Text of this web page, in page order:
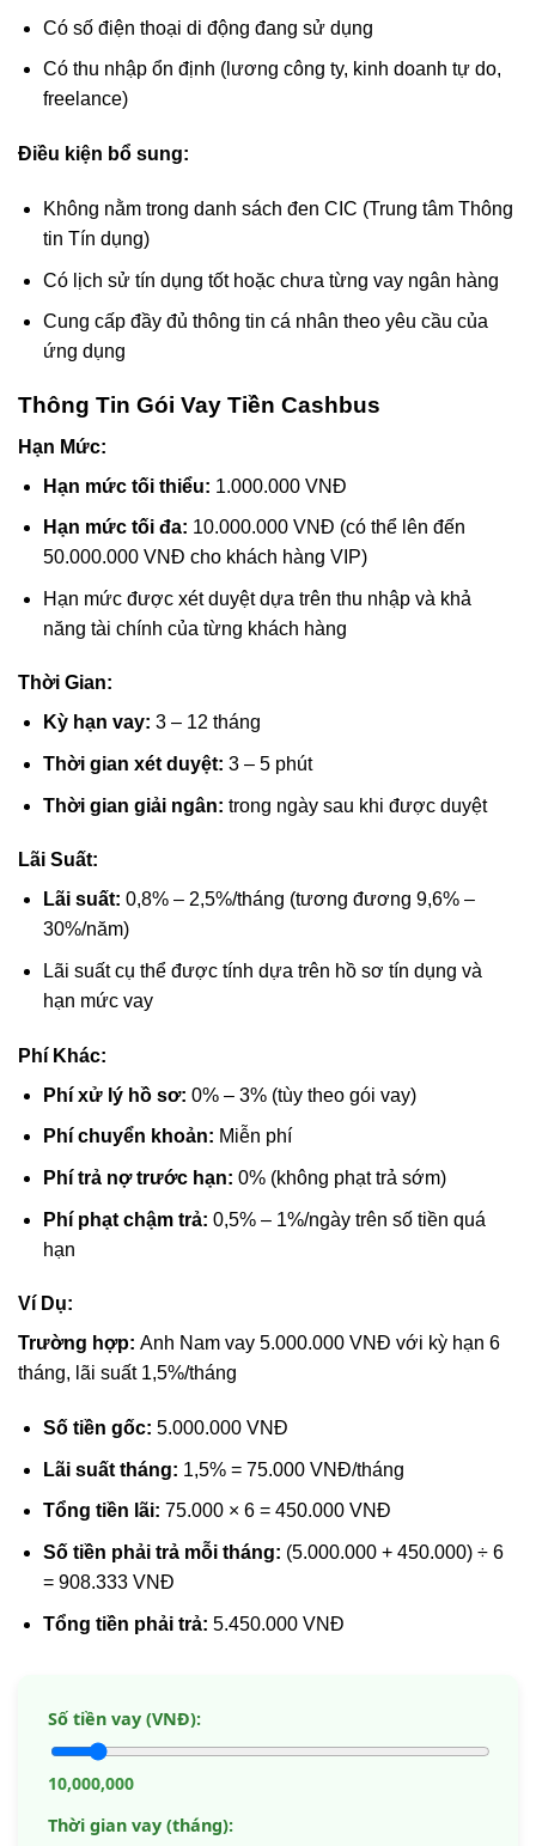
Có số điện thoại di động đang sử dụng
Có thu nhập ổn định (lương công ty, kinh doanh tự do,
freelance)
Điều kiện bổ sung:
Không nằm trong danh sách đen CIC (Trung tâm Thông
tin Tín dụng)
Có lịch sử tín dụng tốt hoặc chưa từng vay ngân hàng
Cung cấp đầy đủ thông tin cá nhân theo yêu cầu của
ứng dụng
Thông Tin Gói Vay Tiền Cashbus
Hạn Mức:
Hạn mức tối thiểu: 1.000.000 VNĐ
Hạn mức tối đa: 10.000.000 VNĐ (có thể lên đến
50.000.000 VNĐ cho khách hàng VIP)
Hạn mức được xét duyệt dựa trên thu nhập và khả
năng tài chính của từng khách hàng
Thời Gian:
Kỳ hạn vay: 3 – 12 tháng
Thời gian xét duyệt: 3 – 5 phút
Thời gian giải ngân: trong ngày sau khi được duyệt
Lãi Suất:
Lãi suất: 0,8% – 2,5%/tháng (tương đương 9,6% –
30%/năm)
Lãi suất cụ thể được tính dựa trên hồ sơ tín dụng và
hạn mức vay
Phí Khác:
Phí xử lý hồ sơ: 0% – 3% (tùy theo gói vay)
Phí chuyển khoản: Miễn phí
Phí trả nợ trước hạn: 0% (không phạt trả sớm)
Phí phạt chậm trả: 0,5% – 1%/ngày trên số tiền quá
hạn
Ví Dụ:
Trường hợp: Anh Nam vay 5.000.000 VNĐ với kỳ hạn 6
tháng, lãi suất 1,5%/tháng
Số tiền gốc: 5.000.000 VNĐ
Lãi suất tháng: 1,5% = 75.000 VNĐ/tháng
Tổng tiền lãi: 75.000 × 6 = 450.000 VNĐ
Số tiền phải trả mỗi tháng: (5.000.000 + 450.000) ÷ 6
= 908.333 VNĐ
Tổng tiền phải trả: 5.450.000 VNĐ
Số tiền vay (VNĐ):
10,000,000
Thời gian vay (tháng):